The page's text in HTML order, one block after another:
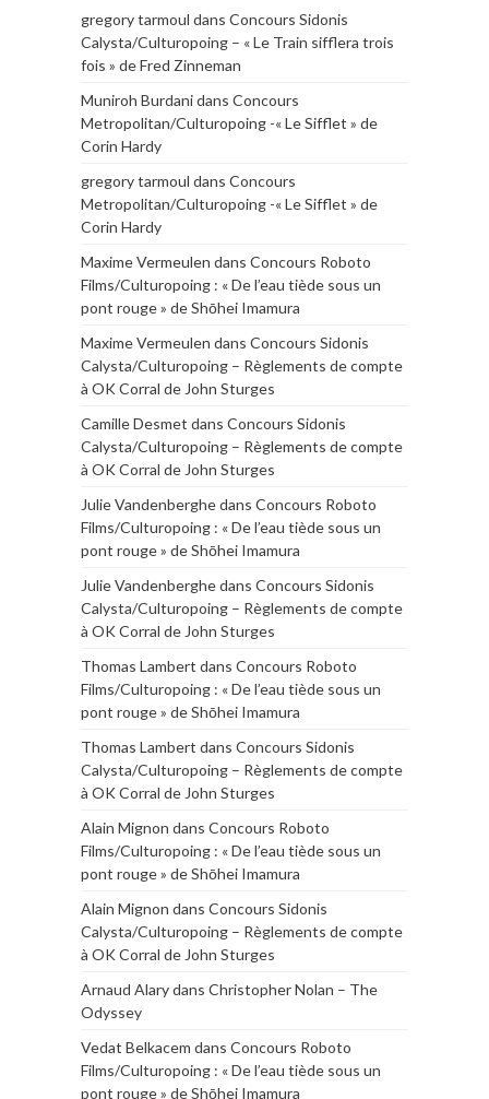
gregory tarmoul dans Concours Sidonis
Calysta/Culturopoing – « Le Train sifflera trois
fois » de Fred Zinneman
Muniroh Burdanidans Concours
Metropolitan/Culturopoing -« Le Sifflet » de
Corin Hardy
gregory tarmoul dans Concours
Metropolitan/Culturopoing -« Le Sifflet » de
Corin Hardy
Maxime Vermeulen dans Concours Roboto
Films/Culturopoing : « De l’eau tiède sous un
pont rouge » de Shōhei Imamura
Maxime Vermeulen dans Concours Sidonis
Calysta/Culturopoing – Règlements de compte
à OK Corral de John Sturges
Camille Desmet dans Concours Sidonis
Calysta/Culturopoing – Règlements de compte
à OK Corral de John Sturges
Julie Vandenberghedans Concours Roboto
Films/Culturopoing : « De l’eau tiède sous un
pont rouge » de Shōhei Imamura
Julie Vandenberghedans Concours Sidonis
Calysta/Culturopoing – Règlements de compte
à OK Corral de John Sturges
Thomas Lambert dans Concours Roboto
Films/Culturopoing : « De l’eau tiède sous un
pont rouge » de Shōhei Imamura
Thomas Lambert dans Concours Sidonis
Calysta/Culturopoing – Règlements de compte
à OK Corral de John Sturges
Alain Mignon dans Concours Roboto
Films/Culturopoing : « De l’eau tiède sous un
pont rouge » de Shōhei Imamura
Alain Mignon dans Concours Sidonis
Calysta/Culturopoing – Règlements de compte
à OK Corral de John Sturges
Arnaud Alarydans Christopher Nolan – The
Odyssey
Vedat Belkacem dans Concours Roboto
Films/Culturopoing : « De l’eau tiède sous un
pont rouge » de Shōhei Imamura